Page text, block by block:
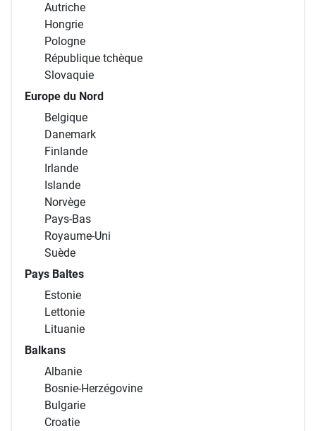
Autriche
Hongrie
Pologne
République tchèque
Slovaquie
Europe du Nord
Belgique
Danemark
Finlande
Irlande
Islande
Norvège
Pays-Bas
Royaume-Uni
Suède
Pays Baltes
Estonie
Lettonie
Lituanie
Balkans
Albanie
Bosnie-Herzégovine
Bulgarie
Croatie